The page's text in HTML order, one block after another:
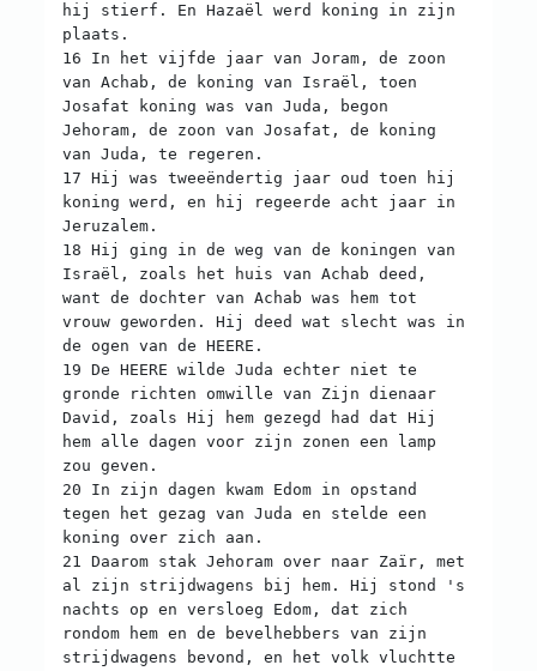
hij stierf. En Hazaël werd koning in zijn
plaats.
16 In het vijfde jaar van Joram, de zoon
van Achab, de koning van Israël, toen
Josafat koning was van Juda, begon
Jehoram, de zoon van Josafat, de koning
van Juda, te regeren.
17 Hij was tweeëndertig jaar oud toen hij
koning werd, en hij regeerde acht jaar in
Jeruzalem.
18 Hij ging in de weg van de koningen van
Israël, zoals het huis van Achab deed,
want de dochter van Achab was hem tot
vrouw geworden. Hij deed wat slecht was in
de ogen van de HEERE.
19 De HEERE wilde Juda echter niet te
gronde richten omwille van Zijn dienaar
David, zoals Hij hem gezegd had dat Hij
hem alle dagen voor zijn zonen een lamp
zou geven.
20 In zijn dagen kwam Edom in opstand
tegen het gezag van Juda en stelde een
koning over zich aan.
21 Daarom stak Jehoram over naar Zaïr, met
al zijn strijdwagens bij hem. Hij stond 's
nachts op en versloeg Edom, dat zich
rondom hem en de bevelhebbers van zijn
strijdwagens bevond, en het volk vluchtte